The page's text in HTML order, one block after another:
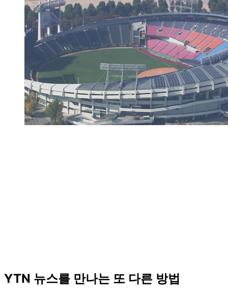
YTN 뉴스를 만나는 또 다른 방법